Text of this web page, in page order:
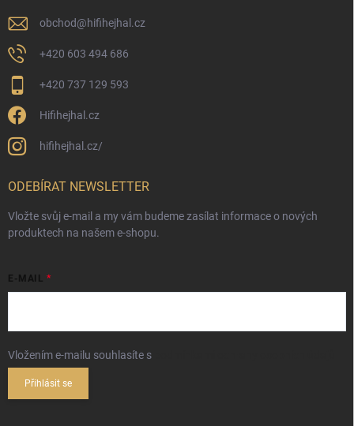
obchod@hifihejhal.cz
+420 603 494 686
+420 737 129 593
Hifihejhal.cz
hifihejhal.cz/
ODEBÍRAT NEWSLETTER
Vložte svůj e-mail a my vám budeme zasílat informace o nových
produktech na našem e-shopu.
E-MAIL
Vložením e-mailu souhlasíte s
Přihlásit se